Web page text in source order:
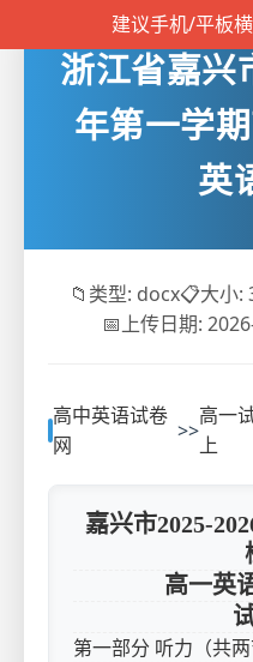
建议手机/平板
浙江省嘉兴
年第一学
英
📁 类型: docx📋大小:
📅上传日期:
高中英语试卷
网
>>
高一
上
嘉兴市2025-
高一英
第一部分 听力（共两